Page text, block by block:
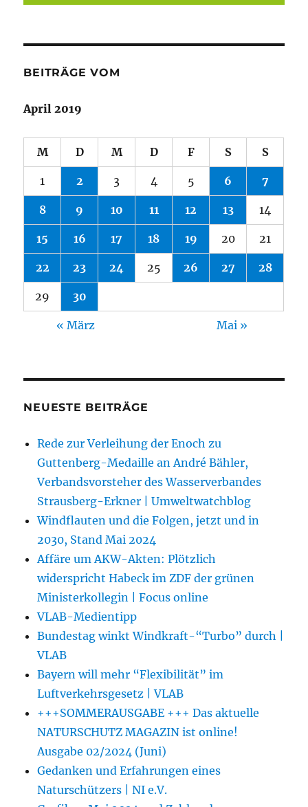
BEITRÄGE VOM
April 2019
M D M D F S S
1 2 3 4 5 6 7
8 9 10 11 12 13 14
15 16 17 18 19 20 21
22 23 24 25 26 27 28
29 30
« März Mai »
NEUESTE BEITRÄGE
Rede zur Verleihung der Enoch zu
Guttenberg-Medaille an André Bähler,
Verbandsvorsteher des Wasserverbandes
Strausberg-Erkner | Umweltwatchblog
Windflauten und die Folgen, jetzt und in
2030, Stand Mai 2024
Affäre um AKW-Akten: Plötzlich
widerspricht Habeck im ZDF der grünen
Ministerkollegin | Focus online
VLAB-Medientipp
Bundestag winkt Windkraft-“Turbo” durch |
VLAB
Bayern will mehr “Flexibilität” im
Luftverkehrsgesetz | VLAB
+++SOMMERAUSGABE +++ Das aktuelle
NATURSCHUTZ MAGAZIN ist online!
Ausgabe 02/2024 (Juni)
Gedanken und Erfahrungen eines
Naturschützers | NI e.V.